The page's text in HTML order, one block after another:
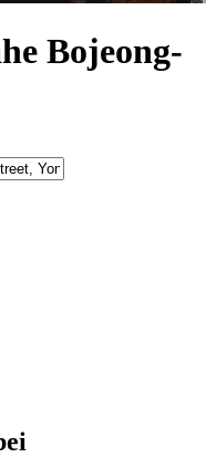
Bojeong-